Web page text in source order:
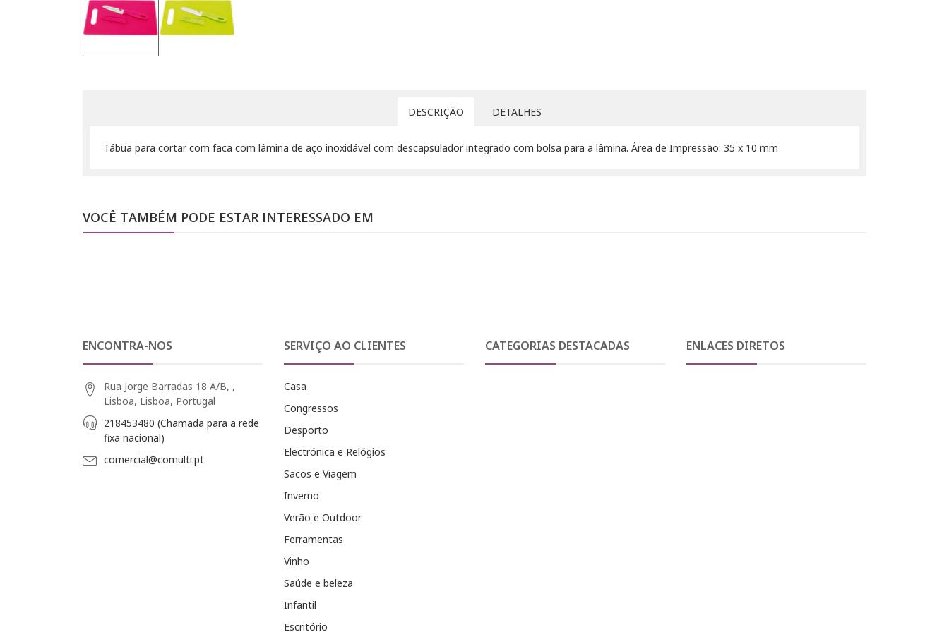
DESCRIÇÃO DETALHES
Tábua para cortar com faca com lâmina de aço inoxidável com descapsulador integrado com bolsa para a lâmina. Área de Impressão: 35 x 10 mm
VOCÊ TAMBÉM PODE ESTAR INTERESSADO EM
ENCONTRA-NOS
Rua Jorge Barradas 18 A/B, ,
Lisboa, Lisboa, Portugal
218453480 (Chamada para a rede
fixa nacional)
comercial@comulti.pt
SERVIÇO AO CLIENTES
Casa
Congressos
Desporto
Electrónica e Relógios
Sacos e Viagem
Inverno
Verão e Outdoor
Ferramentas
Vinho
Saúde e beleza
Infantil
Escritório
CATEGORIAS DESTACADAS ENLACES DIRETOS